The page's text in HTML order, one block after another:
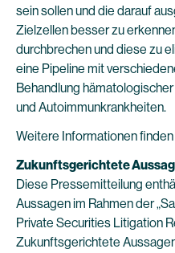
sein sollen und die darauf
Zielzellen besser zu
durchbrechen und diese zu
eine Pipeline mit
Behandlung
und Autoimmunkrankheiten.
Weitere Informationen
Zukunftsgerichtete
Diese Pressemitteilung
Aussagen im Rahmen der
Private Securities Litigation
Zukunftsgerichtete